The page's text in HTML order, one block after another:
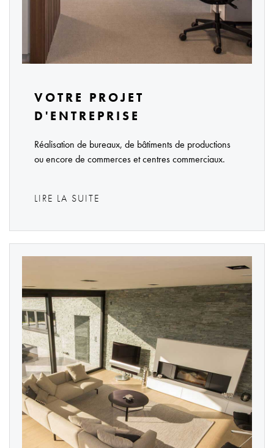
VOTRE PROJET
D'ENTREPRISE
Réalisation de bureaux, de bâtiments de productions
ou encore de commerces et centres commerciaux.
LIRE LA SUITE